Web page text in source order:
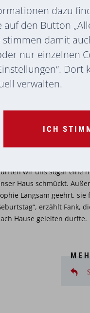
BewohnerInnen
Herrn Windisch und
begrüßen dürfen“, so Kungl.
des
gemeinsam mit einigen
Veranstaltung, bei der zur
„Mit einem
wir uns sogar eine
Haus schmückt.
Langsam geehrt,
erzählt Fank,
Hause geleiten durfte.
dazu
den Button
damit
nur einzelnen
Dort
verwalten.
ICH